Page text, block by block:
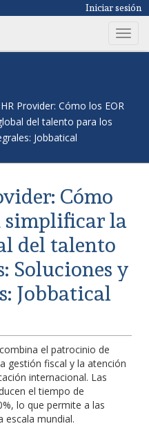
Iniciar sesión
T
o
v
t
n
Provider: Cómo los EOR
del talento para los
Jobbatical
Cómo
simplificar la
del talento
Soluciones y
Jobbatical
el patrocinio de
gestión fiscal y la atención
internacional. Las
el tiempo de
lo que permite a las
escala mundial.